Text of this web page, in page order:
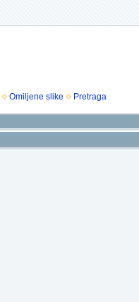
Omiljene slike Pretraga